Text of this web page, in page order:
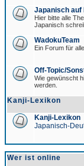
Japanisch auf
Hier bitte alle
Japanisch
WadokuTeam
Ein Forum für
Off-Topic/
Wie gewünscht
werden.
Kanji-Lexikon
Kanji-Lexikon
Japanisch-
Wer ist online